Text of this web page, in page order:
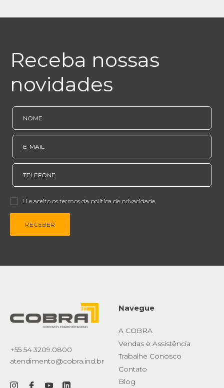
Receba nossas
novidades
Li e aceito os termos da política de privacidade
RECEBER
+55 54 3209.0800
atendimento@cobra.ind.br
Navegue
A COBRA
Vendas e Assistência
Trabalhe Conosco
Contato
Blog